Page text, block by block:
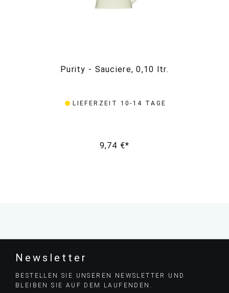
Purity - Sauciere, 0,10 ltr.
LIEFERZEIT 10-14 TAGE
9,74 €*
Newsletter
BESTELLEN SIE UNSEREN NEWSLETTER UND
BLEIBEN SIE AUF DEM LAUFENDEN.